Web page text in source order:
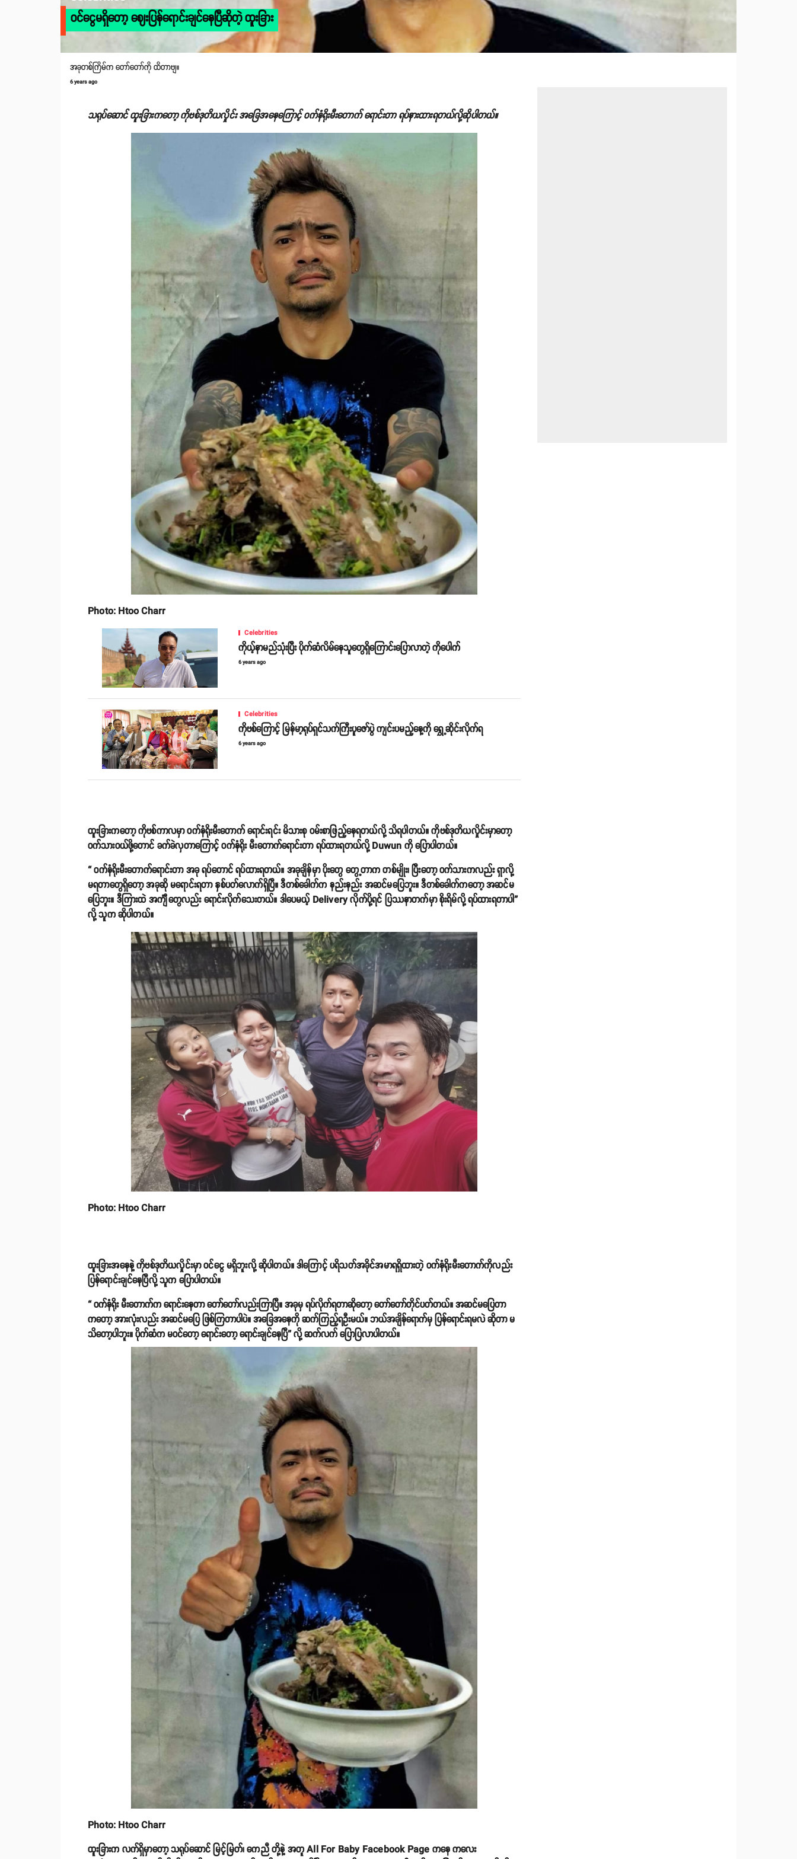
ဝင်ငွေမရှိတော့ ဈေးပြန်ရောင်းချင်နေပြီဆိုတဲ့ ထူးခြား
အခုတစ်ကြိမ်က တော်တော်ကို ထိတာဗျ။
6 years ago
သရုပ်ဆောင် ထူးခြားကတော့ ကိုဗစ်ဒုတိယလှိုင်း အခြေအနေကြောင့် ဝက်နံရိုးမီးတောက် ရောင်းတာ ရပ်နားထားရတယ်လို့ဆိုပါတယ်။
Photo: Htoo Charr
Celebrities
ကိုယ့်နာမည်သုံးပြီး ပိုက်ဆံလိမ်နေသူတွေရှိကြောင်းပြောလာတဲ့ ကိုပေါက်
6 years ago
Celebrities
ကိုဗစ်ကြောင့် မြန်မာ့ရုပ်ရှင်သက်ကြီးပူဇော်ပွဲ ကျင်းပမည့်နေ့ကို ရွှေ့ဆိုင်းလိုက်ရ
6 years ago
ထူးခြားကတော့ ကိုဗစ်ကာလမှာ ဝက်နံရိုးမီးတောက် ရောင်းရင်း မိသားစု ဝမ်းစာဖြည့်နေရတယ်လို့ သိရပါတယ်။ ကိုဗစ်ဒုတိယလှိုင်းမှာတော့
ဝက်သားဝယ်ဖို့တောင် ခက်ခဲလှတာကြောင့် ဝက်နံရိုး မီးတောက်ရောင်းတာ ရပ်ထားရတယ်လို့ Duwun ကို ပြောပါတယ်။
“ ဝက်နံရိုးမီးတောက်ရောင်းတာ အခု ရပ်တောင် ရပ်ထားရတယ်။ အခုချိန်မှာ ပိုးတွေ တွေ့တာက တစ်မျိုး၊ ပြီးတော့ ဝက်သားကလည်း ရှာလို့
မရတာတွေရှိတော့ အခုဆို မရောင်းရတာ နှစ်ပတ်လောက်ရှိပြီ။ ဒီတစ်ခေါက်က နည်းနည်း အဆင်မပြေဘူး။ ဒီတစ်ခေါက်ကတော့ အဆင်မ
ပြေဘူး။ ဒီကြားထဲ အင်္ကျီတွေလည်း ရောင်းလိုက်သေးတယ်။ ဒါပေမယ့် Delivery လိုက်ပို့ရင် ပြဿနာတက်မှာ စိုးရိမ်လို့ ရပ်ထားရတာပါ”
လို့ သူက ဆိုပါတယ်။
Photo: Htoo Charr
ထူးခြားအနေနဲ့ ကိုဗစ်ဒုတိယလှိုင်းမှာ ဝင်ငွေ မရှိဘူးလို့ ဆိုပါတယ်။ ဒါကြောင့် ပရိသတ်အခိုင်အမာရရှိထားတဲ့ ဝက်နံရိုးမီးတောက်ကိုလည်း
ပြန်ရောင်းချင်နေပြီလို့ သူက ပြောပါတယ်။
“ ဝက်နံရိုး မီးတောက်က ရောင်းနေတာ တော်တော်လည်းကြာပြီ။ အခုမှ ရပ်လိုက်ရတာဆိုတော့ တော်တော်တိုင်ပတ်တယ်။ အဆင်မပြေတာ
ကတော့ အားလုံးလည်း အဆင်မပြေ ဖြစ်ကြတာပါပဲ။ အခြေအနေကို ဆက်ကြည့်ရဦးမယ်။ ဘယ်အချိန်ရောက်မှ ပြန်ရောင်းရမလဲ ဆိုတာ မ
သိတော့ပါဘူး။ ပိုက်ဆံက မဝင်တော့ ရောင်းတော့ ရောင်းချင်နေပြီ” လို့ ဆက်လက် ပြောပြလာပါတယ်။
Photo: Htoo Charr
ထူးခြားက လက်ရှိမှာတော့ သရုပ်ဆောင် မြင့်မြတ်၊ ကေညီ တို့နဲ့ အတူ All For Baby Facebook Page ကနေ ကလေး